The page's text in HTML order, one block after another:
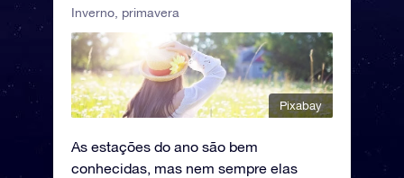
Inverno primavera
Pixabay
As estações do ano são bem
conhecidas, mas nem sempre elas